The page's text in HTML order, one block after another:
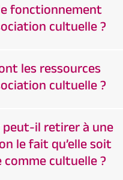
fonctionnement
cultuelle ?
les ressources
cultuelle ?
il retirer à une
le fait qu’elle soit
cultuelle ?